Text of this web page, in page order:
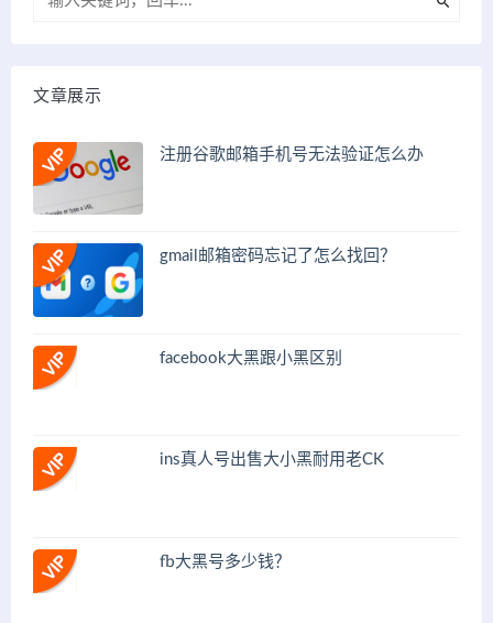
文章展示
注册谷歌邮箱手机号无法验证怎么办
gmail邮箱密码忘记了怎么找回？
facebook大黑跟小黑区别
ins真人号出售大小黑耐用老CK
fb大黑号多少钱？